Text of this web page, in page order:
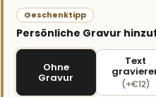
Geschenktipp
Persönliche Gravur
Ohne
Gravur
Text
(+€12)